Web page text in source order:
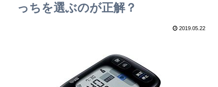
っちを選ぶのが正解？
2019.05.22